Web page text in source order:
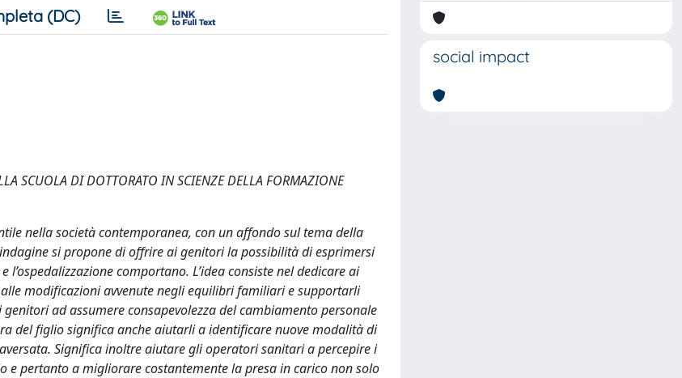
(DC)
SCUOLA DI DOTTORATO IN SCIENZE DELLA FORMAZIONE
nella società contemporanea, con un affondo sul tema della
si propone di offrire ai genitori la possibilità di esprimersi
comportano. L’idea consiste nel dedicare ai
modificazioni avvenute negli equilibri familiari e supportarli
ad assumere consapevolezza del cambiamento personale
del figlio significa anche aiutarli a identificare nuove modalità di
Significa inoltre aiutare gli operatori sanitari a percepire i
pertanto a migliorare costantemente la presa in carico non solo
social impact